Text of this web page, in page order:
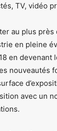
TV, vidéo
au plus
en pleine
en devenant
nouveautés
avec un